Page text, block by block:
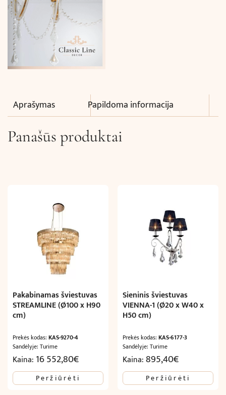
Aprašymas Papildoma informacija
Panašūs produktai
Pakabinamas šviestuvas
STREAMLINE (Ø100 x H90
cm)
Prekės kodas: KAS-9270-4
Sandėlyje: Turime
Kaina: 16 552,80€
Peržiūrėti
Sieninis šviestuvas
VIENNA-1 (Ø20 x W40 x
H50 cm)
Prekės kodas:KAS-6177-3
Sandėlyje: Turime
Kaina:895,40€
Peržiūrėti